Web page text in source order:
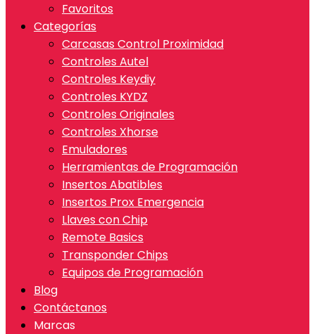
Favoritos
Categorías
Carcasas Control Proximidad
Controles Autel
Controles Keydiy
Controles KYDZ
Controles Originales
Controles Xhorse
Emuladores
Herramientas de Programación
Insertos Abatibles
Insertos Prox Emergencia
Llaves con Chip
Remote Basics
Transponder Chips
Equipos de Programación
Blog
Contáctanos
Marcas